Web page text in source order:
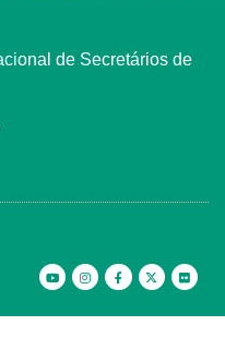
de Secretários de